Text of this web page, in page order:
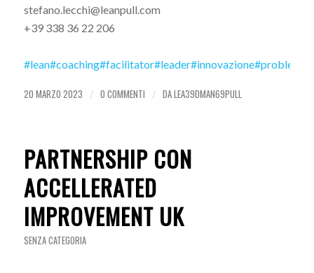
stefano.lecchi@leanpull.com
+39 338 36 22 206
#lean#coaching#facilitator#leader#innovazione
20 MARZO 2023 / 0 COMMENTI / DALEA39DMAN69PULL
PARTNERSHIP CON
ACCELLERATED
IMPROVEMENT UK
SENZA CATEGORIA